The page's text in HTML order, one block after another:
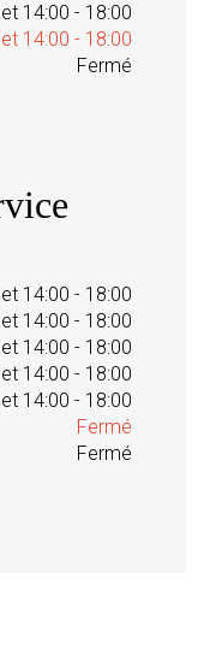
14:00 - 18:00
14:00 - 18:00
Fermé
14:00 - 18:00
14:00 - 18:00
14:00 - 18:00
14:00 - 18:00
14:00 - 18:00
Fermé
Fermé